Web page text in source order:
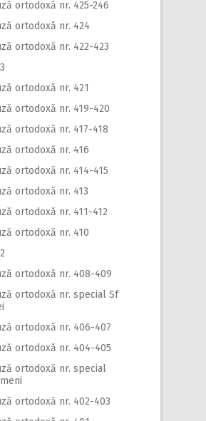
ortodoxă nr. 425-246
ortodoxă nr. 424
ortodoxă nr. 422-423
ortodoxă nr. 421
ortodoxă nr. 419-420
ortodoxă nr. 417-418
ortodoxă nr. 416
ortodoxă nr. 414-415
ortodoxă nr. 413
ortodoxă nr. 411-412
ortodoxă nr. 410
ortodoxă nr. 408-409
ortodoxă nr. special Sf
ortodoxă nr. 406-407
ortodoxă nr. 404-405
ortodoxă nr. special
ortodoxă nr. 402-403